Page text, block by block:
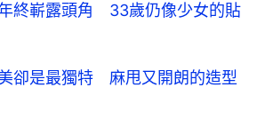
年終嶄露頭角 33歲仍像少女的貼
美卻是最獨特 麻甩又開朗的造型